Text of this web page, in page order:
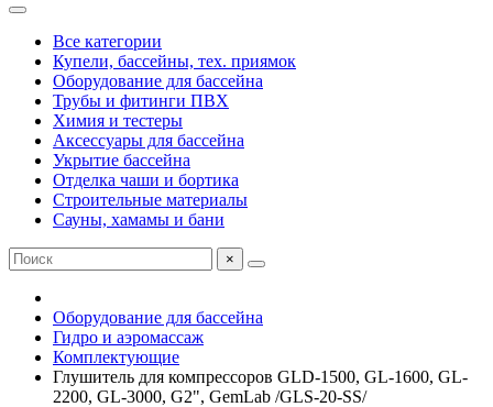
Все категории
Купели, бассейны, тех. приямок
Оборудование для бассейна
Трубы и фитинги ПВХ
Химия и тестеры
Аксессуары для бассейна
Укрытие бассейна
Отделка чаши и бортика
Строительные материалы
Сауны, хамамы и бани
×
Оборудование для бассейна
Гидро и аэромассаж
Комплектующие
Глушитель для компрессоров GLD-1500, GL-1600, GL-
2200, GL-3000, G2", GemLab /GLS-20-SS/